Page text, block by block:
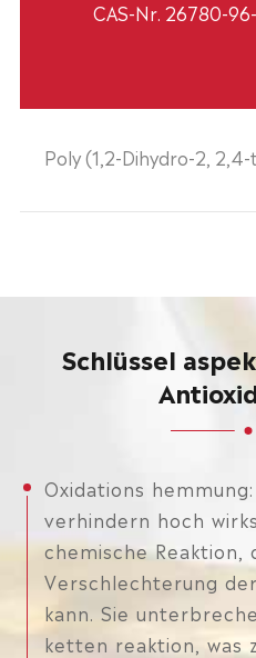
CAS-Nr. 26780-
Poly (1,2-Dihydro-2,
Schlüssel
Oxidations
verhindern hoch
chemische Reaktion,
Verschlechterung
kann. Sie
ketten reaktion, was